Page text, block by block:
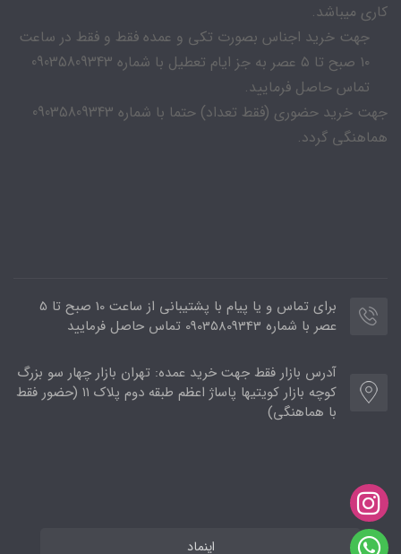
کاری میباشد.
جهت خرید اجناس بصورت تکی و عمده فقط و فقط در ساعت
۱۰ صبح تا ۵ عصر به جز ایام تعطیل با شماره 09035809343
تماس حاصل فرمایید.
جهت خرید حضوری (فقط تعداد) حتما با شماره 09035809343
هماهنگی گردد.
برای تماس و یا پیام با پشتیبانی از ساعت 10 صبح تا 5
عصر با شماره 09035809343 تماس حاصل فرمایید
آدرس بازار فقط جهت خرید عمده: تهران بازار چهار سو بزرگ
کوچه بازار کویتیها پاساژ اعظم طبقه دوم پلاک ۱۱ (حضور فقط
با هماهنگی)
اینماد